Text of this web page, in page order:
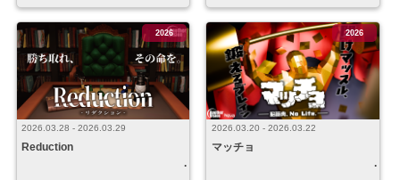
2026.03.28 - 2026.03.29
Reduction
2026
2026.03.20 - 2026.03.22
マッチョ
2026